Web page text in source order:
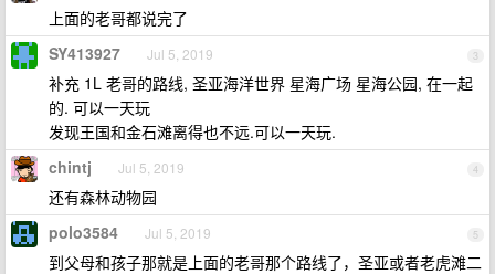
上面的老哥都说完了
3
SY413927 Jul 5, 2019
补充 1L 老哥的路线, 圣亚海洋世界 星海广场 星海公园, 在一起
的. 可以一天玩
发现王国和金石滩离得也不远.可以一天玩.
4
chintj Jul 5, 2019
还有森林动物园
5
polo3584 Jul 5, 2019
到父母和孩子那就是上面的老哥那个路线了，圣亚或者老虎滩二